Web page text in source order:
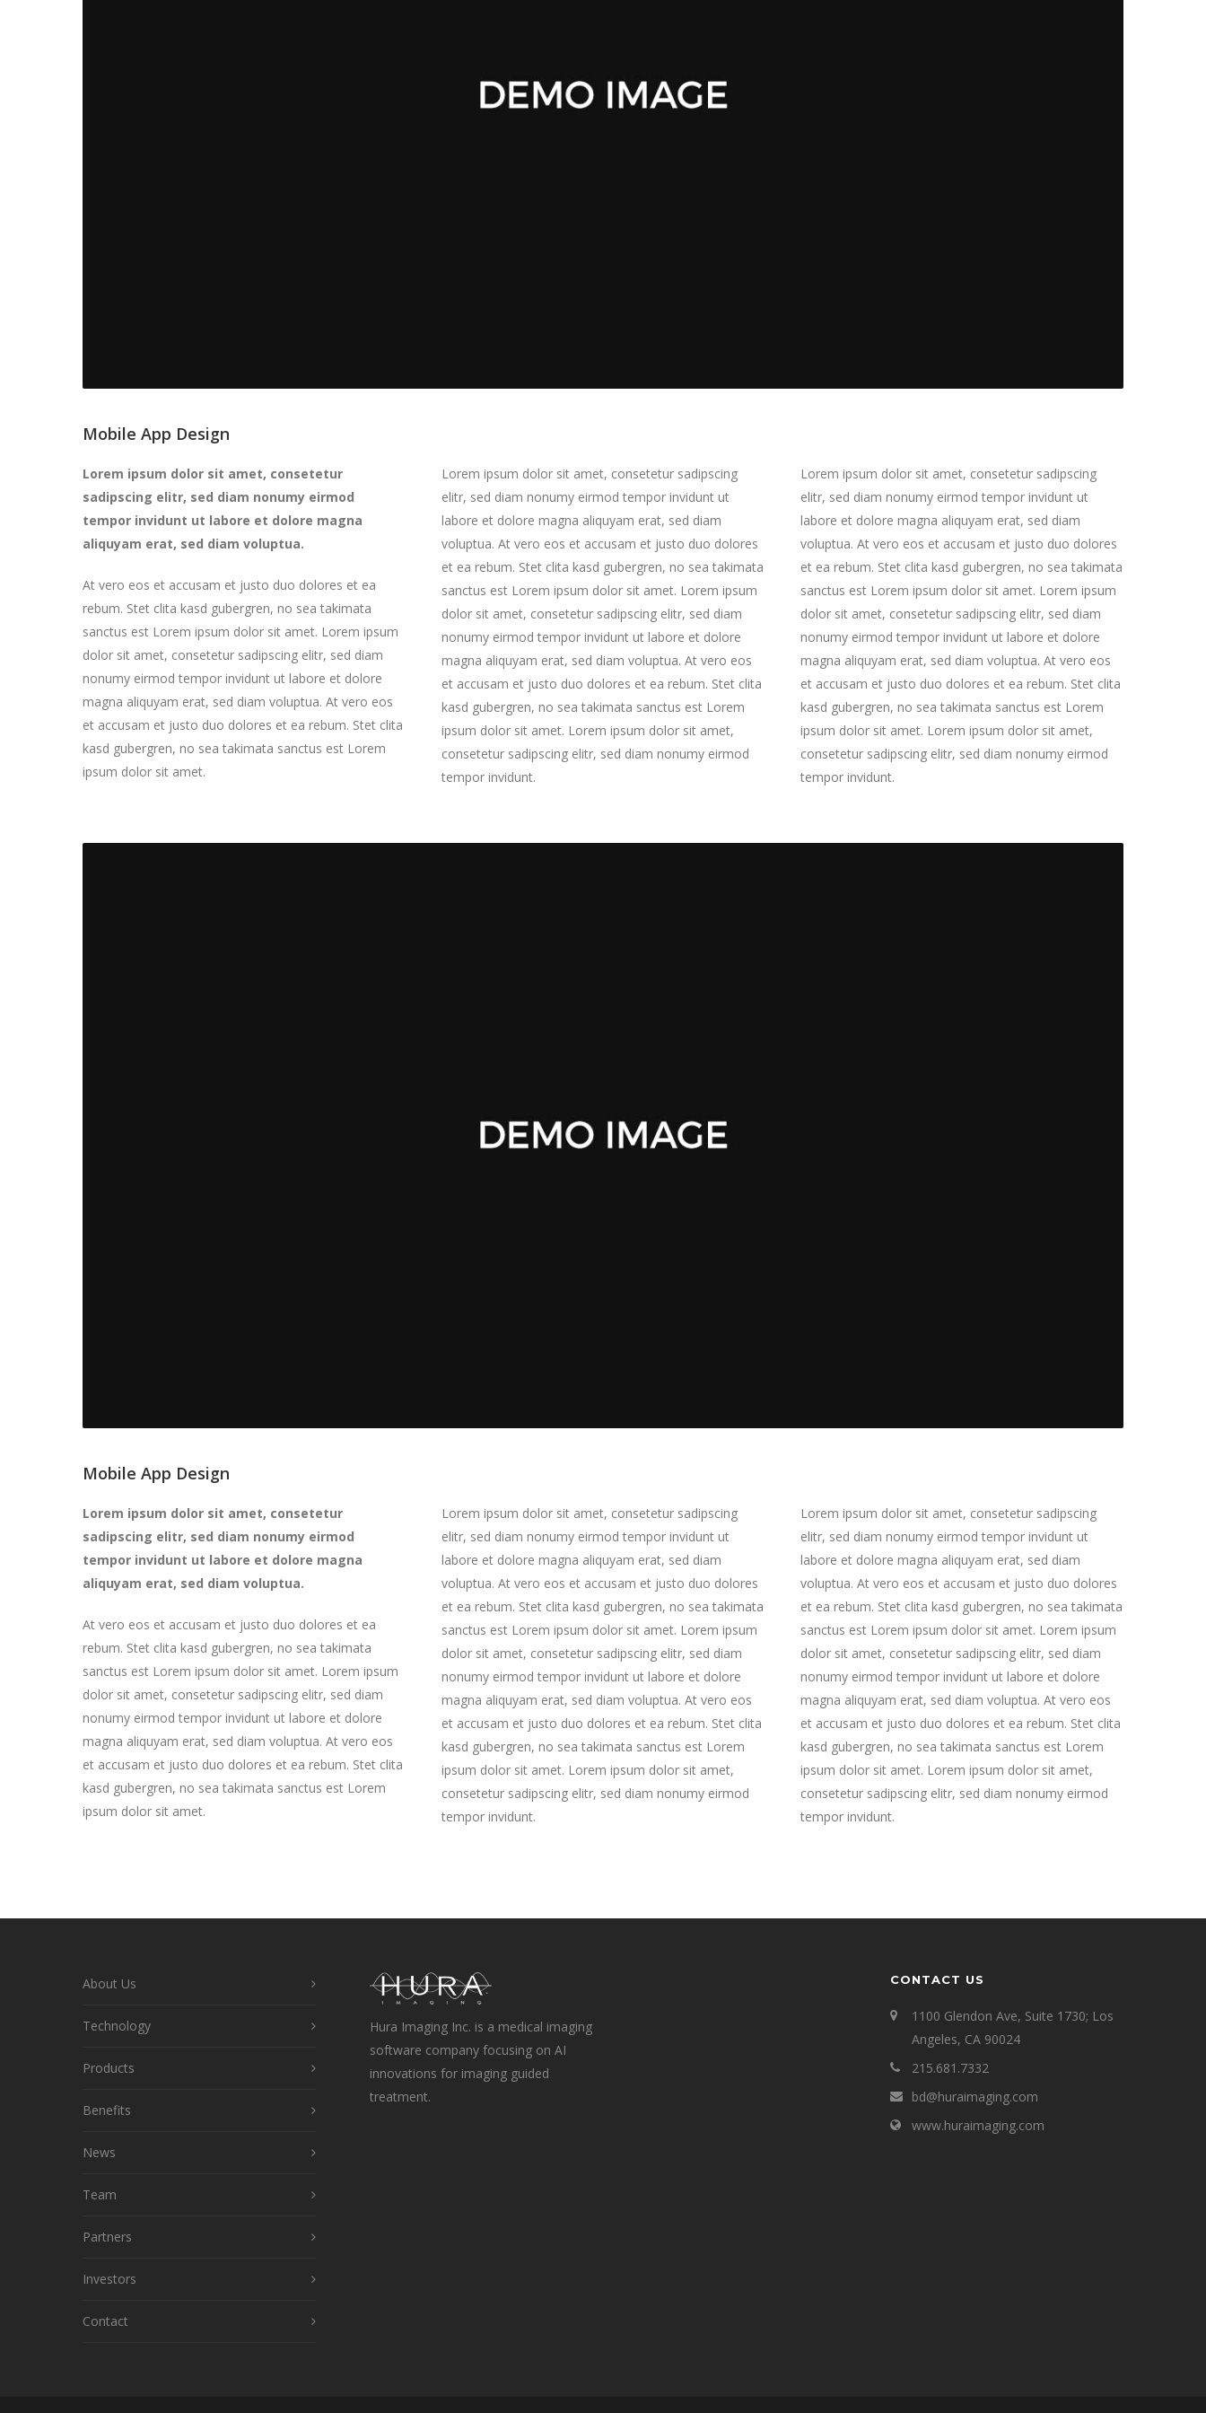
Mobile App Design
Lorem ipsum dolor sit amet, consetetur
sadipscing elitr, sed diam nonumy eirmod
tempor invidunt ut labore et dolore magna
aliquyam erat, sed diam voluptua.
At vero eos et accusam et justo duo dolores et ea
rebum. Stet clita kasd gubergren, no sea takimata
sanctus est Lorem ipsum dolor sit amet. Lorem ipsum
dolor sit amet, consetetur sadipscing elitr, sed diam
nonumy eirmod tempor invidunt ut labore et dolore
magna aliquyam erat, sed diam voluptua. At vero eos
et accusam et justo duo dolores et ea rebum. Stet clita
kasd gubergren, no sea takimata sanctus est Lorem
ipsum dolor sit amet.
Lorem ipsum dolor sit amet, consetetur sadipscing
elitr, sed diam nonumy eirmod tempor invidunt ut
labore et dolore magna aliquyam erat, sed diam
voluptua. At vero eos et accusam et justo duo dolores
et ea rebum. Stet clita kasd gubergren, no sea takimata
sanctus est Lorem ipsum dolor sit amet. Lorem ipsum
dolor sit amet, consetetur sadipscing elitr, sed diam
nonumy eirmod tempor invidunt ut labore et dolore
magna aliquyam erat, sed diam voluptua. At vero eos
et accusam et justo duo dolores et ea rebum. Stet clita
kasd gubergren, no sea takimata sanctus est Lorem
ipsum dolor sit amet. Lorem ipsum dolor sit amet,
consetetur sadipscing elitr, sed diam nonumy eirmod
tempor invidunt.
Lorem ipsum dolor sit amet, consetetur sadipscing
elitr, sed diam nonumy eirmod tempor invidunt ut
labore et dolore magna aliquyam erat, sed diam
voluptua. At vero eos et accusam et justo duo dolores
et ea rebum. Stet clita kasd gubergren, no sea takimata
sanctus est Lorem ipsum dolor sit amet. Lorem ipsum
dolor sit amet, consetetur sadipscing elitr, sed diam
nonumy eirmod tempor invidunt ut labore et dolore
magna aliquyam erat, sed diam voluptua. At vero eos
et accusam et justo duo dolores et ea rebum. Stet clita
kasd gubergren, no sea takimata sanctus est Lorem
ipsum dolor sit amet. Lorem ipsum dolor sit amet,
consetetur sadipscing elitr, sed diam nonumy eirmod
tempor invidunt.
Mobile App Design
Lorem ipsum dolor sit amet, consetetur
sadipscing elitr, sed diam nonumy eirmod
tempor invidunt ut labore et dolore magna
aliquyam erat, sed diam voluptua.
At vero eos et accusam et justo duo dolores et ea
rebum. Stet clita kasd gubergren, no sea takimata
sanctus est Lorem ipsum dolor sit amet. Lorem ipsum
dolor sit amet, consetetur sadipscing elitr, sed diam
nonumy eirmod tempor invidunt ut labore et dolore
magna aliquyam erat, sed diam voluptua. At vero eos
et accusam et justo duo dolores et ea rebum. Stet clita
kasd gubergren, no sea takimata sanctus est Lorem
ipsum dolor sit amet.
Lorem ipsum dolor sit amet, consetetur sadipscing
elitr, sed diam nonumy eirmod tempor invidunt ut
labore et dolore magna aliquyam erat, sed diam
voluptua. At vero eos et accusam et justo duo dolores
et ea rebum. Stet clita kasd gubergren, no sea takimata
sanctus est Lorem ipsum dolor sit amet. Lorem ipsum
dolor sit amet, consetetur sadipscing elitr, sed diam
nonumy eirmod tempor invidunt ut labore et dolore
magna aliquyam erat, sed diam voluptua. At vero eos
et accusam et justo duo dolores et ea rebum. Stet clita
kasd gubergren, no sea takimata sanctus est Lorem
ipsum dolor sit amet. Lorem ipsum dolor sit amet,
consetetur sadipscing elitr, sed diam nonumy eirmod
tempor invidunt.
Lorem ipsum dolor sit amet, consetetur sadipscing
elitr, sed diam nonumy eirmod tempor invidunt ut
labore et dolore magna aliquyam erat, sed diam
voluptua. At vero eos et accusam et justo duo dolores
et ea rebum. Stet clita kasd gubergren, no sea takimata
sanctus est Lorem ipsum dolor sit amet. Lorem ipsum
dolor sit amet, consetetur sadipscing elitr, sed diam
nonumy eirmod tempor invidunt ut labore et dolore
magna aliquyam erat, sed diam voluptua. At vero eos
et accusam et justo duo dolores et ea rebum. Stet clita
kasd gubergren, no sea takimata sanctus est Lorem
ipsum dolor sit amet. Lorem ipsum dolor sit amet,
consetetur sadipscing elitr, sed diam nonumy eirmod
tempor invidunt.
About Us
Technology
Products
Benefits
News
Team
Partners
Investors
Contact
Hura Imaging Inc. is a medical imaging
software company focusing on AI
innovations for imaging guided
treatment.
CONTACT US
1100 Glendon Ave, Suite 1730; Los
Angeles, CA 90024
215.681.7332
bd@huraimaging.com
www.huraimaging.com